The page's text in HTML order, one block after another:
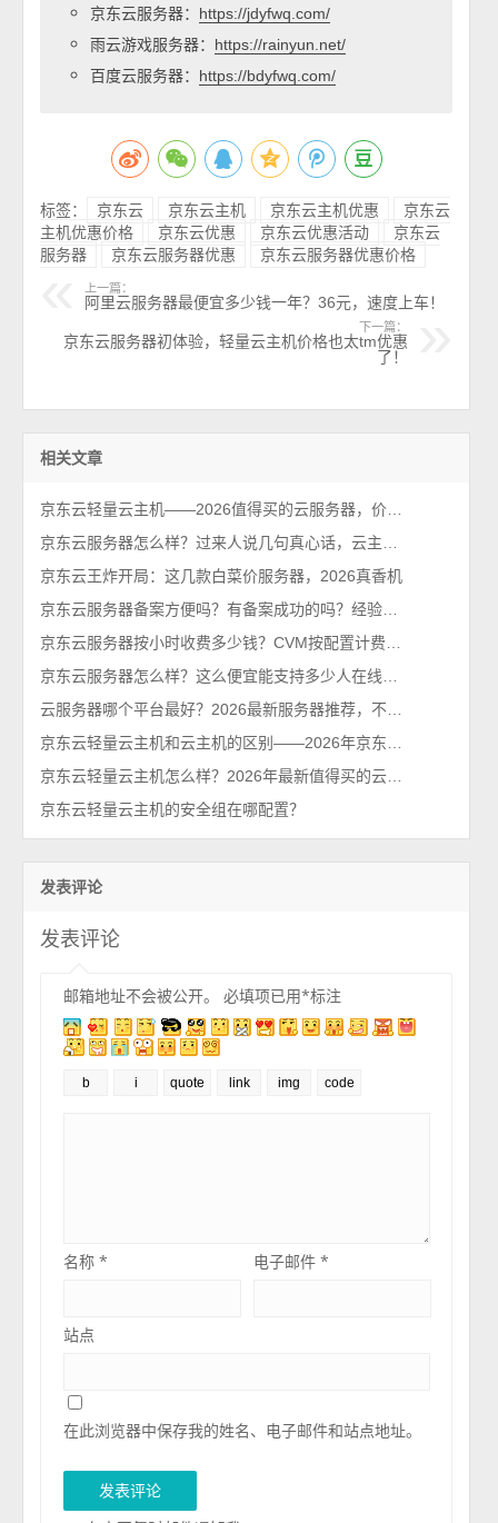
京东云服务器： https://jdyfwq.com/
雨云游戏服务器： https://rainyun.net/
百度云服务器： https://bdyfwq.com/
标签： 京东云 京东云主机 京东云主机优惠
京东云
主机优惠价格
京东云优惠 京东云优惠活动
京东云
服务器
京东云服务器优惠 京东云服务器优惠价格
上一篇：
阿里云服务器最便宜多少钱一年？36元，速度上车！
下一篇：
京东云服务器初体验，轻量云主机价格也太tm优惠
了！
相关文章
京东云王炸开局：这几款白菜价服务器，2026真香机
京东云轻量云主机的安全组在哪配置？
发表评论
发表评论
邮箱地址不会被公开。 必填项已用*标注
名称* 电子邮件*
站点
在此浏览器中保存我的姓名、电子邮件和站点地址。